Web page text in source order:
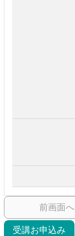
前画面へ
受講お申込み